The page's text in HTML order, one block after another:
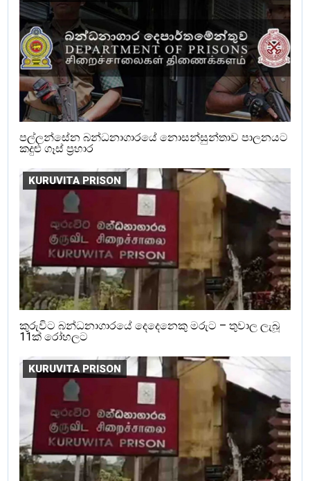
පල්ලන්සේන බන්ධනාගාරයේ නොසන්සුන්තාව පාලනයට
කදුළු ගෑස් ප්‍රහාර
KURUVITA PRISON
කුරුවිට බන්ධනාගාරයේ දෙදෙනෙකු මරුට – තුවාල ලැබූ
11ක් රෝහලට
KURUVITA PRISON